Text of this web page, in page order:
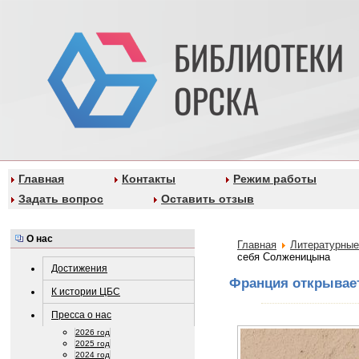
Главная Контакты
Режим работы
Задать вопрос
Оставить отзыв
О нас
Достижения
К истории ЦБС
Пресса о нас
2026 год
2025 год
2024 год
Главная
себя Солженицына
Франция